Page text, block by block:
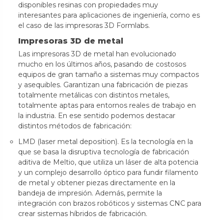
disponibles resinas con propiedades muy
interesantes para aplicaciones de ingeniería, como es
el caso de las impresoras 3D Formlabs.
Impresoras 3D de metal
Las impresoras 3D de metal han evolucionado
mucho en los últimos años, pasando de costosos
equipos de gran tamaño a sistemas muy compactos
y asequibles. Garantizan una fabricación de piezas
totalmente metálicas con distintos metales,
totalmente aptas para entornos reales de trabajo en
la industria. En ese sentido podemos destacar
distintos métodos de fabricación:
LMD (laser metal deposition). Es la tecnología en la
que se basa la disruptiva tecnología de fabricación
aditiva de Meltio, que utiliza un láser de alta potencia
y un complejo desarrollo óptico para fundir filamento
de metal y obtener piezas directamente en la
bandeja de impresión. Además, permite la
integración con brazos robóticos y sistemas CNC para
crear sistemas híbridos de fabricación.